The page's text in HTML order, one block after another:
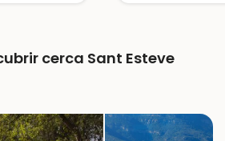
cerca Sant Esteve